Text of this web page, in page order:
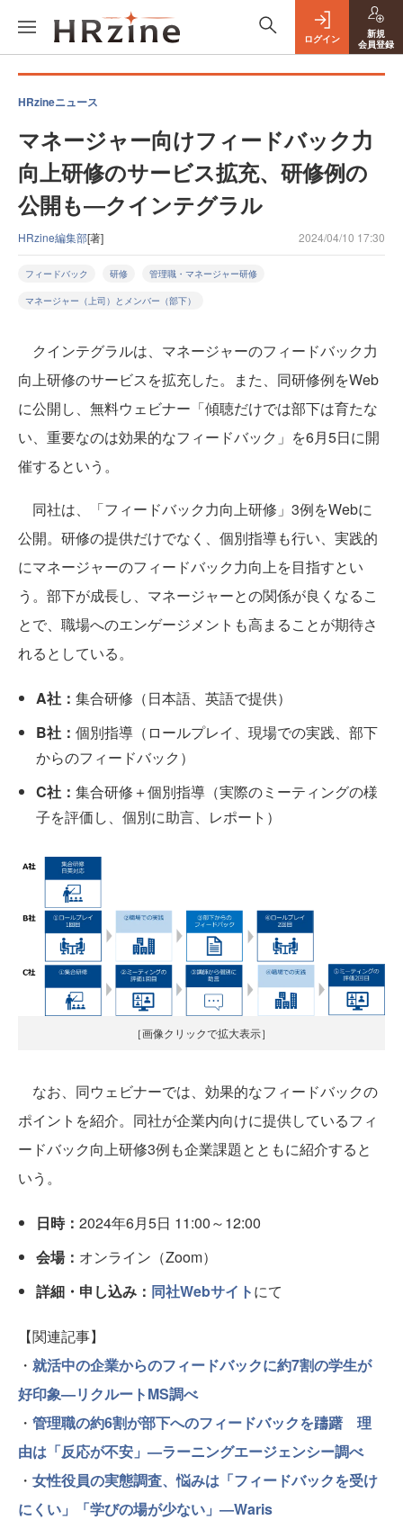
ログイン
新規
会員登録
HRzineニュース
マネージャー向けフィードバック力
向上研修のサービス拡充、研修例の
公開も―クインテグラル
HRzine編集部[著] 2024/04/10 17:30
フィードバック 研修 管理職・マネージャー研修
マネージャー（上司）とメンバー（部下）
クインテグラルは、マネージャーのフィードバック力
向上研修のサービスを拡充した。また、同研修例をWeb
に公開し、無料ウェビナー「傾聴だけでは部下は育たな
い、重要なのは効果的なフィードバック」を6月5日に開
催するという。
同社は、「フィードバック力向上研修」3例をWebに
公開。研修の提供だけでなく、個別指導も行い、実践的
にマネージャーのフィードバック力向上を目指すとい
う。部下が成長し、マネージャーとの関係が良くなるこ
とで、職場へのエンゲージメントも高まることが期待さ
れるとしている。
A社： 集合研修（日本語、英語で提供）
B社： 個別指導（ロールプレイ、現場での実践、部下
からのフィードバック）
C社： 集合研修＋個別指導（実際のミーティングの様
子を評価し、個別に助言、レポート）
［画像クリックで拡大表示］
なお、同ウェビナーでは、効果的なフィードバックの
ポイントを紹介。同社が企業内向けに提供しているフィ
ードバック向上研修3例も企業課題とともに紹介すると
いう。
日時： 2024年6月5日 11:00～12:00
会場： オンライン（Zoom）
詳細・申し込み： 同社Webサイトにて
【関連記事】
・ 就活中の企業からのフィードバックに約7割の学生が
好印象—リクルートMS調べ
・ 管理職の約6割が部下へのフィードバックを躊躇 理
由は「反応が不安」—ラーニングエージェンシー調べ
・ 女性役員の実態調査、悩みは「フィードバックを受け
にくい」「学びの場が少ない」―Waris